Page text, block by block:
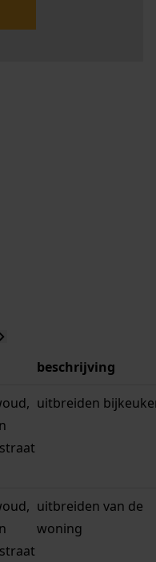
beschrijving
uitbreiden
uitbreiden van de
woning